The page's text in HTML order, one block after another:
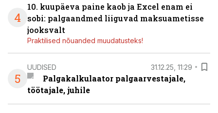
4
10. kuupäeva paine kaob ja Excel enam ei
sobi: palgaandmed liiguvad maksuametisse
jooksvalt
Praktilised nõuanded muudatusteks!
5
UUDISED 31.12.25, 11:29
Palgakalkulaator palgaarvestajale,
töötajale, juhile